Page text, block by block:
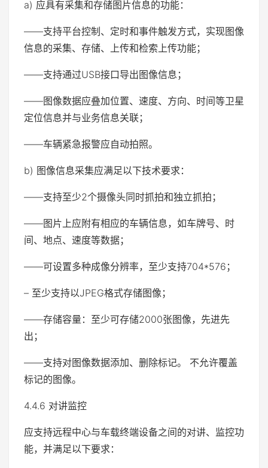
a) 应具有采集和存储图片信息的功能：
——支持平台控制、定时和事件触发方式，实现图像
信息的采集、存储、上传和检索上传功能；
——支持通过USB接口导出图像信息；
——图像数据应叠加位置、速度、方向、时间等卫星
定位信息并与业务信息关联；
——车辆紧急报警应自动拍照。
b) 图像信息采集应满足以下技术要求：
——支持至少2个摄像头同时抓拍和独立抓拍；
——图片上应附有相应的车辆信息，如车牌号、时
间、地点、速度等数据；
——可设置多种成像分辨率，至少支持704*576；
– 至少支持以JPEG格式存储图像；
——存储容量：至少可存储2000张图像，先进先
出；
——支持对图像数据添加、删除标记。 不允许覆盖
标记的图像。
4.4.6 对讲监控
应支持远程中心与车载终端设备之间的对讲、监控功
能，并满足以下要求：